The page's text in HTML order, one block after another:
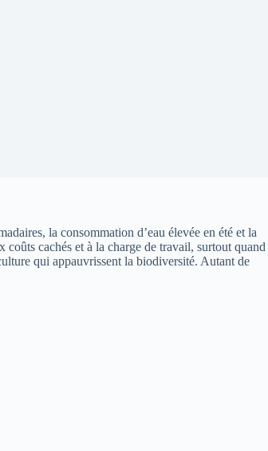
la consommation d’eau élevée en été et la
coûts cachés et à la charge de travail, surtout quand
qui appauvrissent la biodiversité. Autant de